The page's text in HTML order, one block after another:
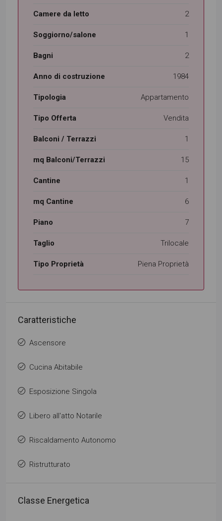
Camere da letto 2
Soggiorno/salone 1
Bagni 2
Anno di costruzione 1984
Tipologia Appartamento
Tipo Offerta Vendita
Balconi / Terrazzi 1
mq Balconi/Terrazzi 15
Cantine 1
mq Cantine 6
Piano 7
Taglio Trilocale
Tipo Proprietà Piena Proprietà
Caratteristiche
Ascensore
Cucina Abitabile
Esposizione Singola
Libero all'atto Notarile
Riscaldamento Autonomo
Ristrutturato
Classe Energetica